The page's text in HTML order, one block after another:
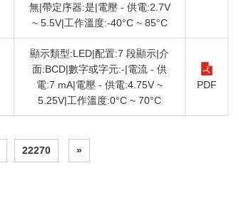
無|帶定序器:是|電壓 - 供電:2.7V
~ 5.5V|工作溫度:-40°C ~ 85°C
顯示類型:LED|配置:7 段顯示|介
面:BCD|數字或字元:-|電流 - 供
電:7 mA|電壓 - 供電:4.75V ~
5.25V|工作溫度:0°C ~ 70°C
PDF
22270 »